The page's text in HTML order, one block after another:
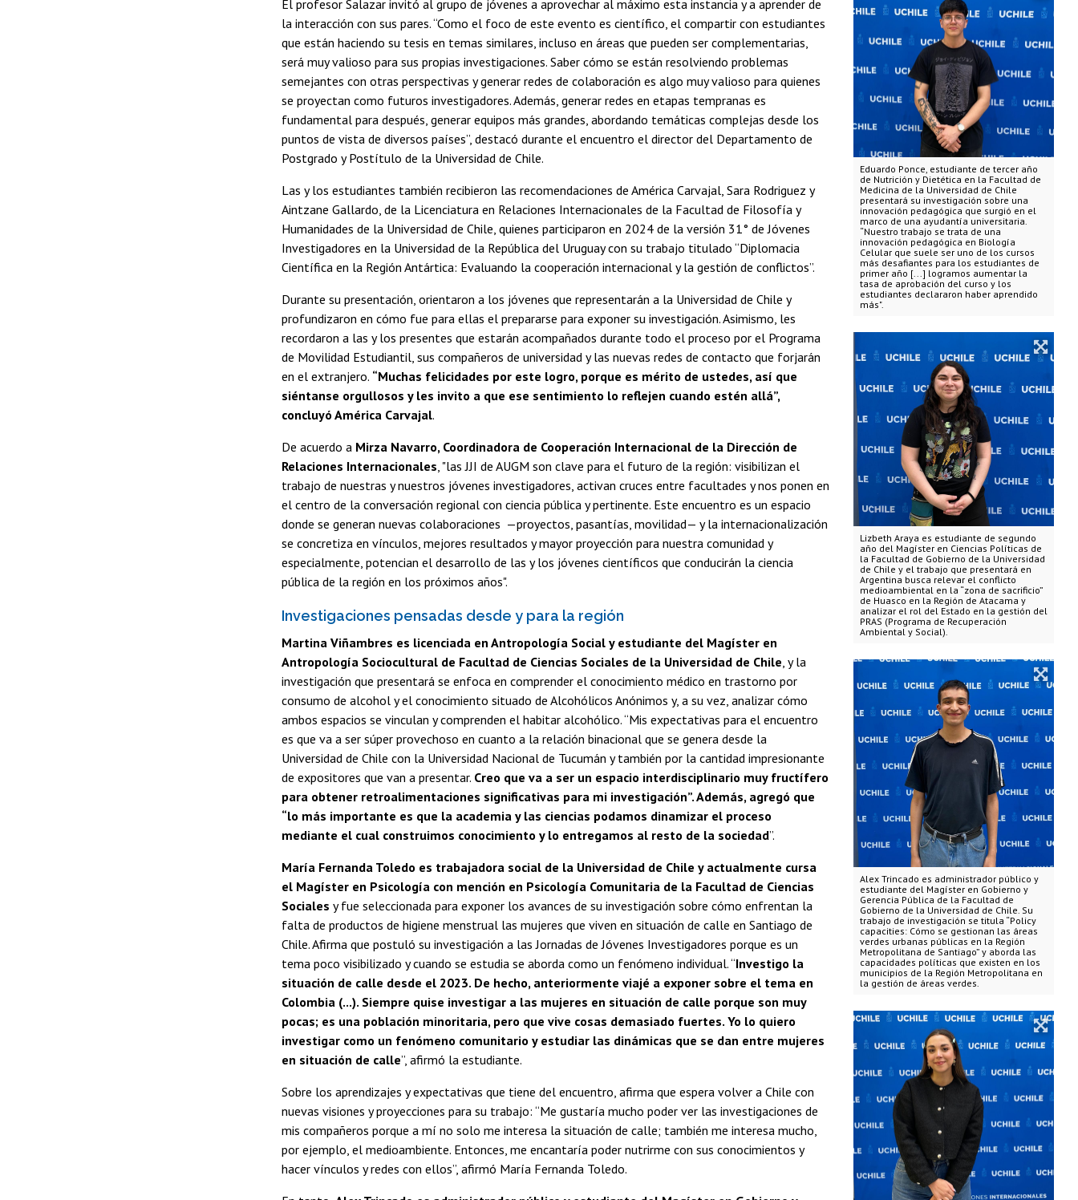
Eduardo Ponce, estudiante de tercer año
de Nutrición y Dietética en la Facultad de
Medicina de la Universidad de Chile
presentará su investigación sobre una
innovación pedagógica que surgió en el
marco de una ayudantía universitaria.
“Nuestro trabajo se trata de una
innovación pedagógica en Biología
Celular que suele ser uno de los cursos
más desafiantes para los estudiantes de
primer año [...] logramos aumentar la
tasa de aprobación del curso y los
estudiantes declararon haber aprendido
más".
Lizbeth Araya es estudiante de segundo
año del Magíster en Ciencias Políticas de
la Facultad de Gobierno de la Universidad
de Chile y el trabajo que presentará en
Argentina busca relevar el conflicto
medioambiental en la “zona de sacrificio”
de Huasco en la Región de Atacama y
analizar el rol del Estado en la gestión del
PRAS (Programa de Recuperación
Ambiental y Social).
Alex Trincado es administrador público y
estudiante del Magíster en Gobierno y
Gerencia Pública de la Facultad de
Gobierno de la Universidad de Chile. Su
trabajo de investigación se titula “Policy
capacities: Cómo se gestionan las áreas
verdes urbanas públicas en la Región
Metropolitana de Santiago” y aborda las
capacidades políticas que existen en los
municipios de la Región Metropolitana en
la gestión de áreas verdes.
El profesor Salazar invitó al grupo de jóvenes a aprovechar al máximo esta instancia y a aprender de
la interacción con sus pares. “Como el foco de este evento es científico, el compartir con estudiantes
que están haciendo su tesis en temas similares, incluso en áreas que pueden ser complementarias,
será muy valioso para sus propias investigaciones. Saber cómo se están resolviendo problemas
semejantes con otras perspectivas y generar redes de colaboración es algo muy valioso para quienes
se proyectan como futuros investigadores. Además, generar redes en etapas tempranas es
fundamental para después, generar equipos más grandes, abordando temáticas complejas desde los
puntos de vista de diversos países”, destacó durante el encuentro el director del Departamento de
Postgrado y Postítulo de la Universidad de Chile.
Las y los estudiantes también recibieron las recomendaciones de América Carvajal, Sara Rodriguez y
Aintzane Gallardo, de la Licenciatura en Relaciones Internacionales de la Facultad de Filosofía y
Humanidades de la Universidad de Chile, quienes participaron en 2024 de la versión 31° de Jóvenes
Investigadores en la Universidad de la República del Uruguay con su trabajo titulado “Diplomacia
Científica en la Región Antártica: Evaluando la cooperación internacional y la gestión de conflictos”.
Durante su presentación, orientaron a los jóvenes que representarán a la Universidad de Chile y
profundizaron en cómo fue para ellas el prepararse para exponer su investigación. Asimismo, les
recordaron a las y los presentes que estarán acompañados durante todo el proceso por el Programa
de Movilidad Estudiantil, sus compañeros de universidad y las nuevas redes de contacto que forjarán
en el extranjero. “Muchas felicidades por este logro, porque es mérito de ustedes, así que
siéntanse orgullosos y les invito a que ese sentimiento lo reflejen cuando estén allá”,
concluyó América Carvajal.
De acuerdo a Mirza Navarro, Coordinadora de Cooperación Internacional de la Dirección de
Relaciones Internacionales , "las JJI de AUGM son clave para el futuro de la región: visibilizan el
trabajo de nuestras y nuestros jóvenes investigadores, activan cruces entre facultades y nos ponen en
el centro de la conversación regional con ciencia pública y pertinente. Este encuentro es un espacio
donde se generan nuevas colaboraciones —proyectos, pasantías, movilidad— y la internacionalización
se concretiza en vínculos, mejores resultados y mayor proyección para nuestra comunidad y
especialmente, potencian el desarrollo de las y los jóvenes científicos que conducirán la ciencia
pública de la región en los próximos años".
Investigaciones pensadas desde y para la región
Martina Viñambres es licenciada en Antropología Social y estudiante del Magíster en
Antropología Sociocultural de Facultad de Ciencias Sociales de la Universidad de Chile , y la
investigación que presentará se enfoca en comprender el conocimiento médico en trastorno por
consumo de alcohol y el conocimiento situado de Alcohólicos Anónimos y, a su vez, analizar cómo
ambos espacios se vinculan y comprenden el habitar alcohólico. “Mis expectativas para el encuentro
es que va a ser súper provechoso en cuanto a la relación binacional que se genera desde la
Universidad de Chile con la Universidad Nacional de Tucumán y también por la cantidad impresionante
de expositores que van a presentar. Creo que va a ser un espacio interdisciplinario muy fructífero
para obtener retroalimentaciones significativas para mi investigación”. Además, agregó que
“lo más importante es que la academia y las ciencias podamos dinamizar el proceso
mediante el cual construimos conocimiento y lo entregamos al resto de la sociedad”.
María Fernanda Toledo es trabajadora social de la Universidad de Chile y actualmente cursa
el Magíster en Psicología con mención en Psicología Comunitaria de la Facultad de Ciencias
Sociales y fue seleccionada para exponer los avances de su investigación sobre cómo enfrentan la
falta de productos de higiene menstrual las mujeres que viven en situación de calle en Santiago de
Chile. Afirma que postuló su investigación a las Jornadas de Jóvenes Investigadores porque es un
tema poco visibilizado y cuando se estudia se aborda como un fenómeno individual. “Investigo la
situación de calle desde el 2023. De hecho, anteriormente viajé a exponer sobre el tema en
Colombia (...). Siempre quise investigar a las mujeres en situación de calle porque son muy
pocas; es una población minoritaria, pero que vive cosas demasiado fuertes. Yo lo quiero
investigar como un fenómeno comunitario y estudiar las dinámicas que se dan entre mujeres
en situación de calle”, afirmó la estudiante.
Sobre los aprendizajes y expectativas que tiene del encuentro, afirma que espera volver a Chile con
nuevas visiones y proyecciones para su trabajo: “Me gustaría mucho poder ver las investigaciones de
mis compañeros porque a mí no solo me interesa la situación de calle; también me interesa mucho,
por ejemplo, el medioambiente. Entonces, me encantaría poder nutrirme con sus conocimientos y
hacer vínculos y redes con ellos”, afirmó María Fernanda Toledo.